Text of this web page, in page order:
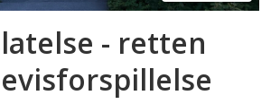
- retten